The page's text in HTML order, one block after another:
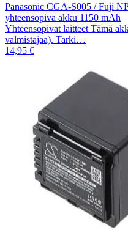
Panasonic CGA-S005 / Fuji
yhteensopiva akku 1150 mAh
Yhteensopivat laitteet Tämä
valmistajaa). Tarki…
14,95 €